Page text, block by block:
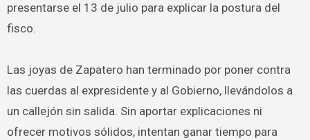
presentarse el 13 de julio para explicar la postura del
fisco.
Las joyas de Zapatero han terminado por poner contra
las cuerdas al expresidente y al Gobierno, llevándolos a
un callejón sin salida. Sin aportar explicaciones ni
ofrecer motivos sólidos, intentan ganar tiempo para